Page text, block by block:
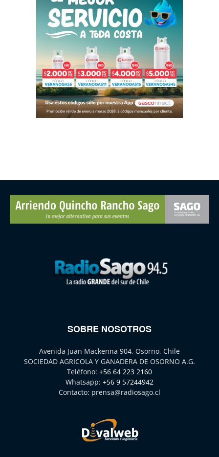
SOBRE NOSOTROS
Avenida Juan Mackenna 904, Osorno, Chile
SOCIEDAD AGRICOLA Y GANADERA DE OSORNO A.G.
Teléfono: +56 64 223 2160
Whatsapp: +56 9 57244942
Contacto: prensa@radiosago.cl